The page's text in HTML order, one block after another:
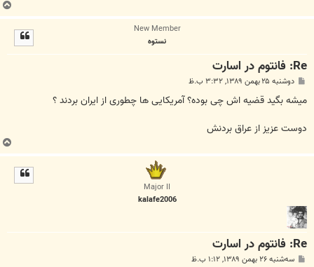
New Member
نستوه
Re: فانتوم در اسارت
ت
دوشنبه ۲۵ بهمن ۱۳۸۹, ۳:۳۲ ب.ظ
میشه بگید قضیه اش چی بوده؟ آمریکایی ها چطوری از ایران بردند ؟
دوست عزيز از عراق بردنش
Major II
kalafe2006
Re: فانتوم در اسارت
سه‌شنبه ۲۶ بهمن ۱۳۸۹, ۱:۱۲ ب.ظ